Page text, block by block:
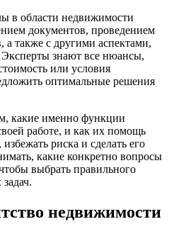
в области недвижимости
документов, проведением
а также с другими аспектами,
знают все нюансы,
или условия
оптимальные решения
какие именно функции
работе, и как их помощь
риска и сделать его
какие конкретно вопросы
выбрать правильного
недвижимости